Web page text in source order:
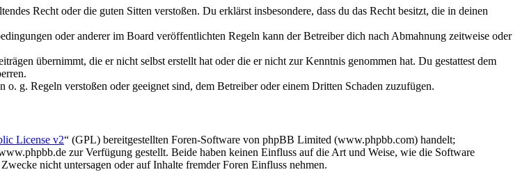
Recht oder die guten Sitten verstoßen. Du erklärst insbesondere, dass du das Recht besitzt, die in deinen
oder anderer im Board veröffentlichten Regeln kann der Betreiber dich nach Abmahnung zeitweise oder
übernimmt, die er nicht selbst erstellt hat oder die er nicht zur Kenntnis genommen hat. Du gestattest dem
g. Regeln verstoßen oder geeignet sind, dem Betreiber oder einem Dritten Schaden zuzufügen.
License v2“ (GPL) bereitgestellten Foren-Software von phpBB Limited (www.phpbb.com) handelt;
zur Verfügung gestellt. Beide haben keinen Einfluss auf die Art und Weise, wie die Software
nicht untersagen oder auf Inhalte fremder Foren Einfluss nehmen.